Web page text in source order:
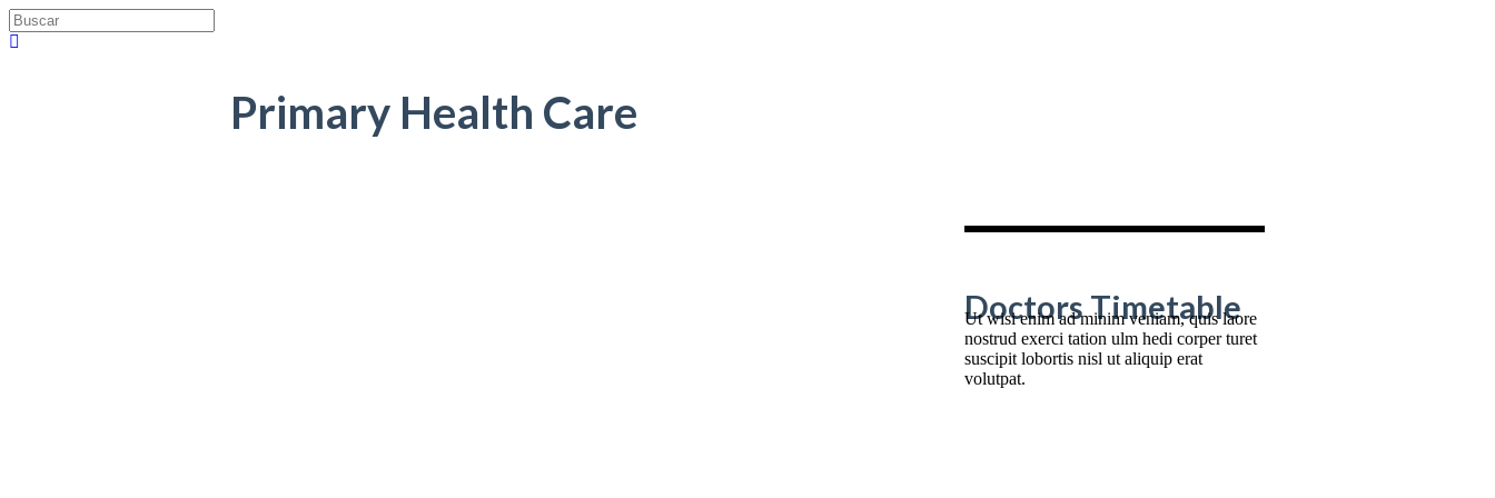
Primary Health Care
Doctors Timetable
Ut wisi enim ad minim veniam, quis laore
nostrud exerci tation ulm hedi corper turet
suscipit lobortis nisl ut aliquip erat
volutpat.